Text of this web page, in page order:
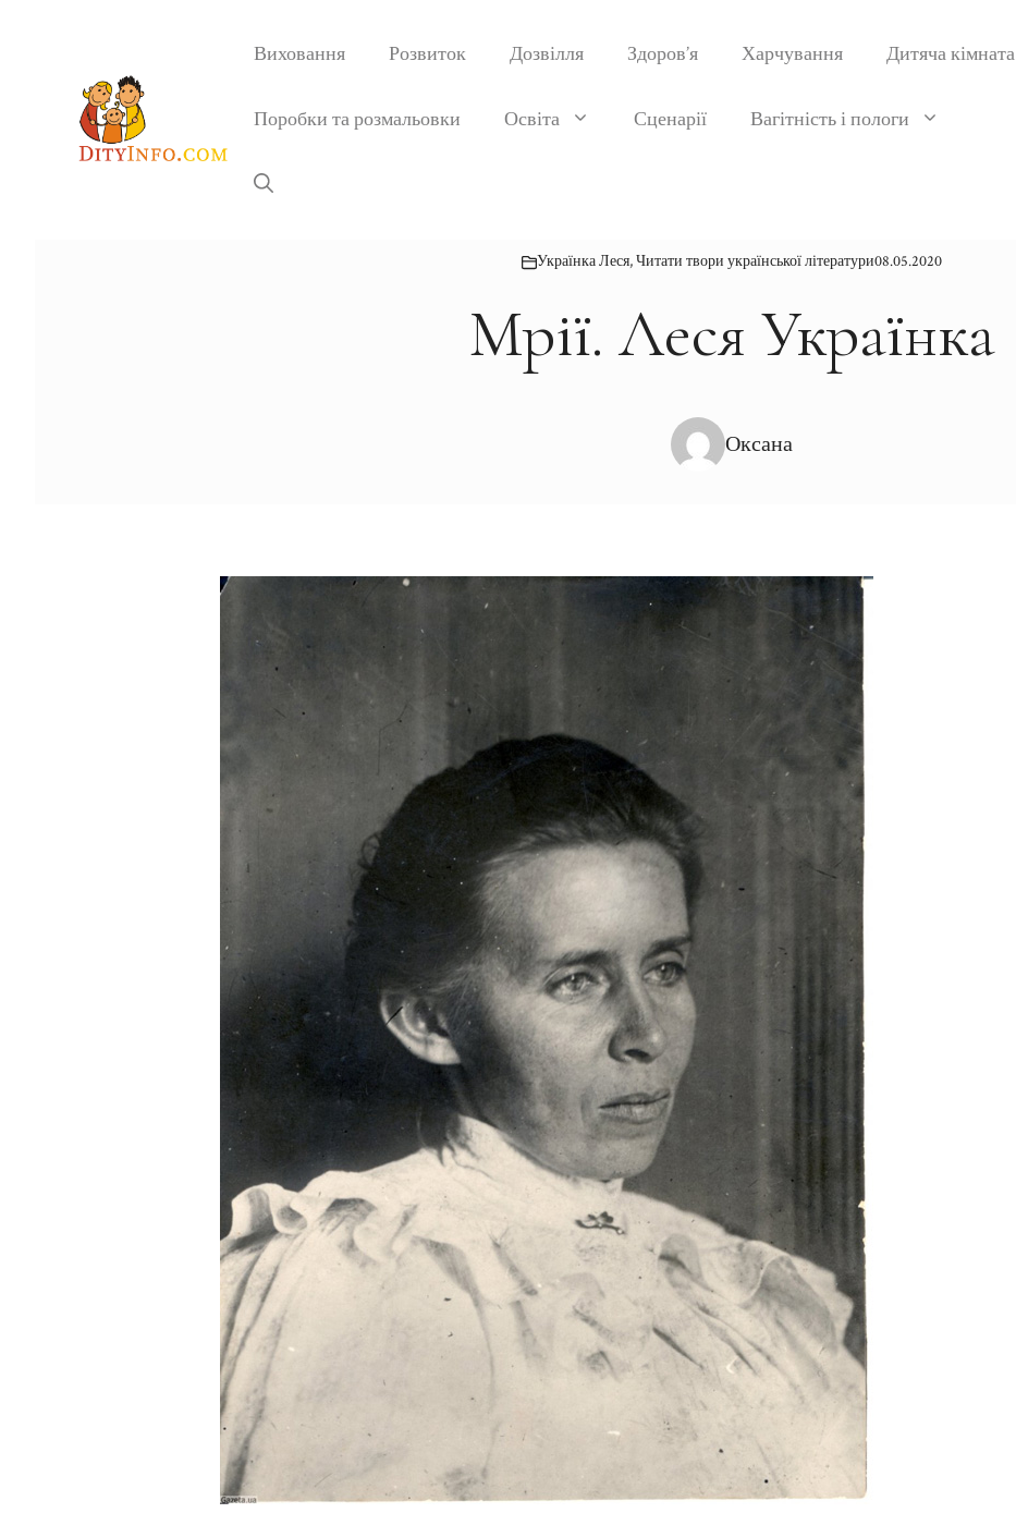
Виховання Розвиток Дозвілля Здоров’я Харчування Дитяча кімната
Поробки та розмальовки Освіта Сценарії Вагітність і пологи
Українка Леся,Читати твори української літератури08.05.2020
Мрії. Леся Українка
Оксана